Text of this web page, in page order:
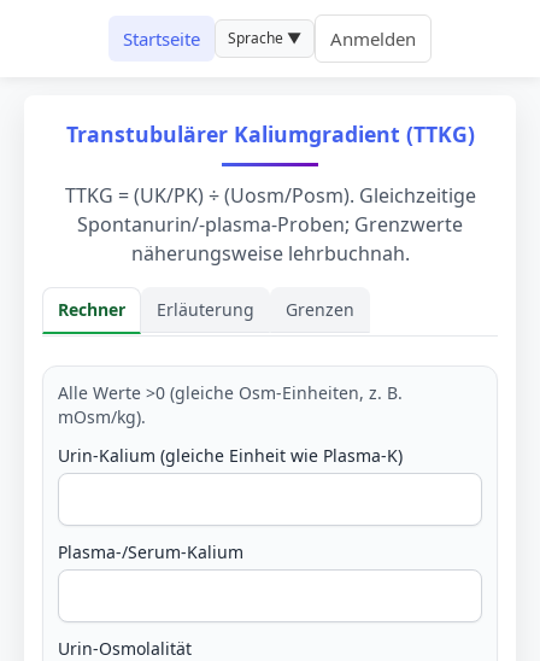
Startseite Sprache ▼ Anmelden
Transtubulärer Kaliumgradient (TTKG)
TTKG = (UK/PK) ÷ (Uosm/Posm). Gleichzeitige
Spontanurin/-plasma-Proben; Grenzwerte
näherungsweise lehrbuchnah.
Rechner Erläuterung Grenzen
Rechner
Alle Werte >0 (gleiche Osm-Einheiten, z. B.
mOsm/kg).
Urin-Kalium (gleiche Einheit wie Plasma-K)
Plasma-/Serum-Kalium
Urin-Osmolalität